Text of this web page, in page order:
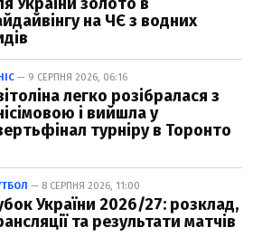
на ЧЄ з водних
— 9 СЕРПНЯ 2026, 06:16
легко розібралася з
і вийшла у
турніру в Торонто
— 8 СЕРПНЯ 2026, 11:00
України 2026/27: розклад,
та результати матчів